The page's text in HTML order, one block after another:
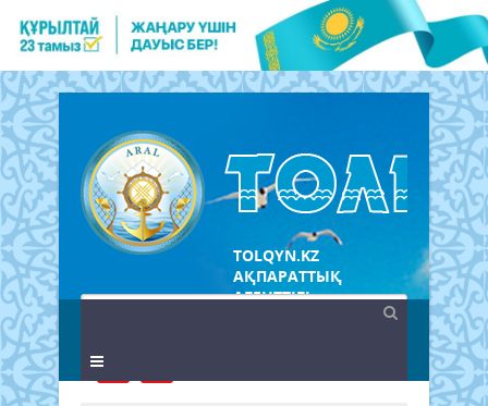
TOLQYN.KZ
АҚПАРАТТЫҚ
АГЕНТТІГІ